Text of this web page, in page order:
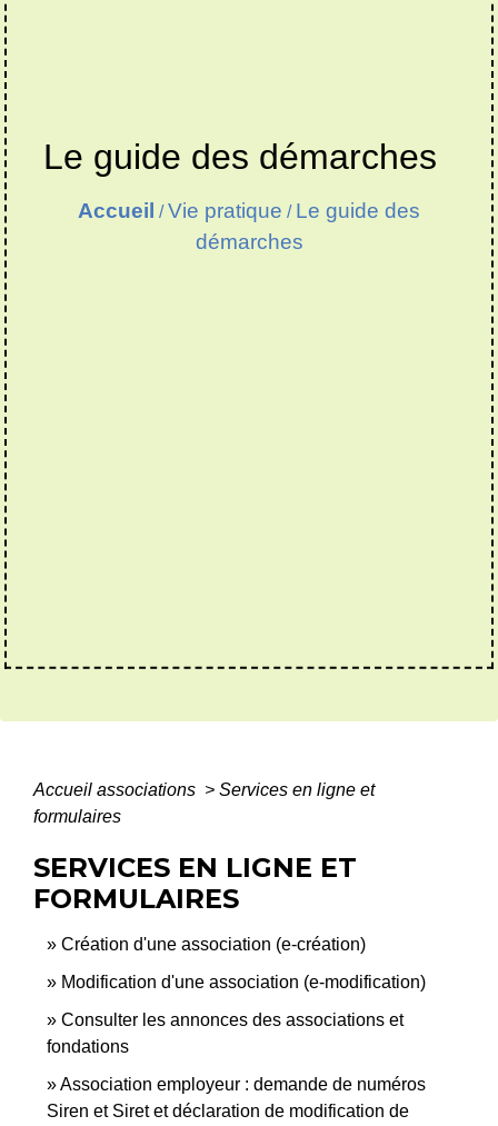
Le guide des démarches
Accueil /Vie pratique / Le guide des
démarches
Accueil associations > Services en ligne et
formulaires
SERVICES EN LIGNE ET
FORMULAIRES
Création d'une association (e-création)
Modification d'une association (e-modification)
Consulter les annonces des associations et
fondations
Association employeur : demande de numéros
Siren et Siret et déclaration de modification de